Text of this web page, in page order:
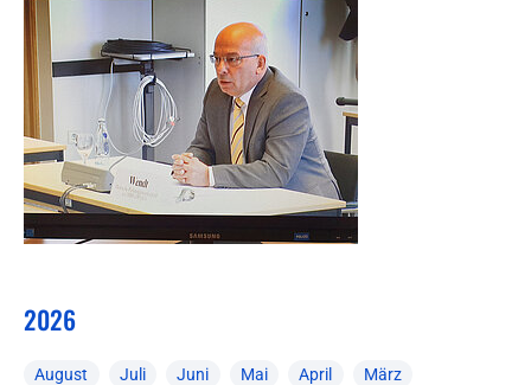
2026
August Juli Juni Mai April März